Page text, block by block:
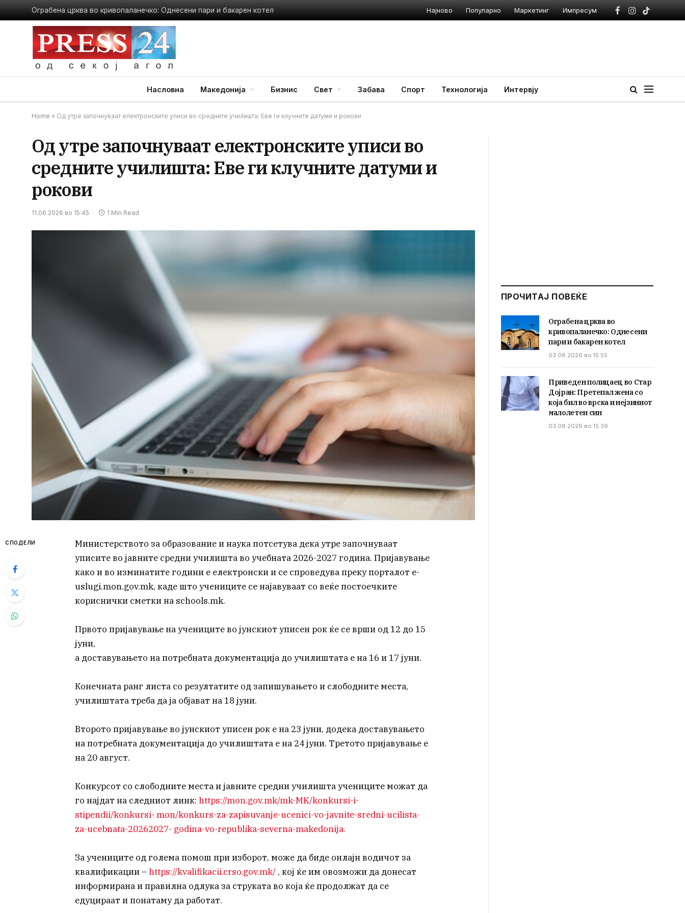
Ограбена црква во кривопаланечко: Однесени пари и бакарен котел Најново Популарно Маркетинг Импресум
Facebook
Instagram
TikTok
Насловна Македонија Бизнис Свет Забава Спорт Технологија Интервју
Home » Од утре започнуваат електронските уписи во средните училишта: Еве ги клучните датуми и рокови
Од утре започнуваат електронските уписи во
средните училишта: Еве ги клучните датуми и
рокови
11.06.2026 во 15:45 1 Min Read
СПОДЕЛИ
Министерството за образование и наука потсетува дека утре започнуваат
уписите во јавните средни училишта во учебната 2026-2027 година. Пријавување
како и во изминатите години е електронски и се спроведува преку порталот e-
uslugi.mon.gov.mk, каде што учениците се најавуваат со веќе постоечките
кориснички сметки на schools.mk.
Првото пријавување на учениците во јунскиот уписен рок ќе се врши од 12 до 15
јуни,
а доставувањето на потребната документација до училиштата е на 16 и 17 јуни.
Конечната ранг листа со резултатите од запишувањето и слободните места,
училиштата треба да ја објават на 18 јуни.
Второто пријавување во јунскиот уписен рок е на 23 јуни, додека доставувањето
на потребната документација до училиштата е на 24 јуни. Третото пријавување е
на 20 август.
Конкурсот со слободните места и јавните средни училишта учениците можат да
го најдат на следниот линк: https://mon.gov.mk/mk-MK/konkursi-i-
stipendii/konkursi- mon/konkurs-za-zapisuvanje-ucenici-vo-javnite-sredni-ucilista-
za-ucebnata-20262027- godina-vo-republika-severna-makedonija.
За учениците од голема помош при изборот, може да биде онлајн водичот за
квалификации –https://kvalifikacii.crso.gov.mk/ , кој ќе им овозможи да донесат
информирана и правилна одлука за струката во која ќе продолжат да се
едуцираат и понатаму да работат.
ПРОЧИТАЈ ПОВЕЌЕ
Ограбена црква во
кривопаланечко: Однесени
пари и бакарен котел
03.08.2026 во 15:55
Приведен полицаец во Стар
Дојран: Претепал жена со
која бил во врска и нејзиниот
малолетен син
03.08.2026 во 15:39